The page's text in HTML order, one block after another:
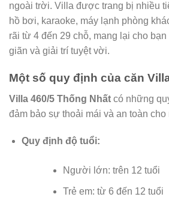
ngoài trời. Villa được trang bị nhiều
hồ bơi, karaoke, máy lạnh phòng
rãi từ 4 đến 29 chỗ, mang lại cho
giãn và giải trí tuyệt vời.
Một số quy định của căn
Villa 460/5 Thống Nhất có những
đảm bảo sự thoải mái và an toàn cho
Quy định độ tuổi:
Người lớn: trên 12 tuổi
Trẻ em: từ 6 đến 12 tuổi